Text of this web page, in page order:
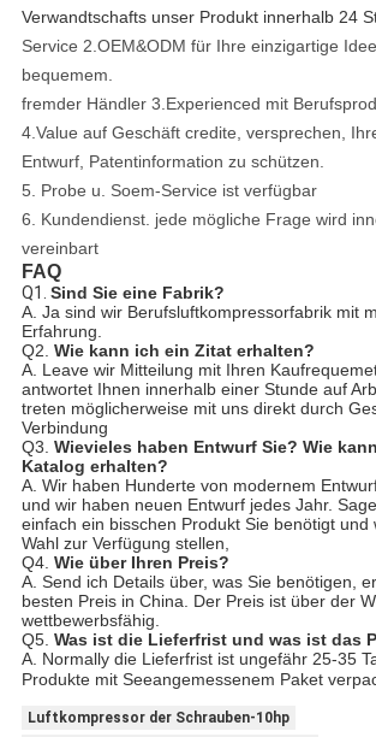
Verwandtschafts unser Produkt innerhalb 24
Service 2.OEM&ODM für Ihre einzigartige
bequemem.
fremder Händler 3.Experienced mit
4.Value auf Geschäft credite, versprechen,
Entwurf, Patentinformation zu schützen.
5. Probe u. Soem-Service ist verfügbar
6. Kundendienst. jede mögliche Frage wird
vereinbart
FAQ
Q1. Sind Sie eine Fabrik?
A. Ja sind wir Berufsluftkompressorfabrik mit
Erfahrung.
Q2. Wie kann ich ein Zitat erhalten?
A. Leave wir Mitteilung mit Ihren
antwortet Ihnen innerhalb einer Stunde auf
treten möglicherweise mit uns direkt durch
Verbindung
Q3. Wievieles haben Entwurf Sie? Wie
Katalog erhalten?
A. Wir haben Hunderte von modernem
und wir haben neuen Entwurf jedes Jahr.
einfach ein bisschen Produkt Sie benötigt und
Wahl zur Verfügung stellen,
Q4. Wie über Ihren Preis?
A. Send ich Details über, was Sie benötigen,
besten Preis in China. Der Preis ist über der
wettbewerbsfähig.
Q5. Was ist die Lieferfrist und was ist das
A. Normally die Lieferfrist ist ungefähr 25-35
Produkte mit Seeangemessenem Paket
Luftkompressor der Schrauben-10hp